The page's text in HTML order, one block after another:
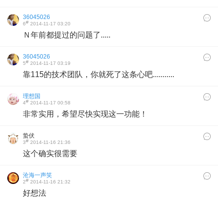
36045026
6# 2014-11-17 03:20
Ｎ年前都提过的问题了.....
36045026
5# 2014-11-17 03:19
靠115的技术团队，你就死了这条心吧...........
理想国
4# 2014-11-17 00:58
非常实用，希望尽快实现这一功能！
蛰伏
3# 2014-11-16 21:36
这个确实很需要
沧海一声笑
2# 2014-11-16 21:32
好想法